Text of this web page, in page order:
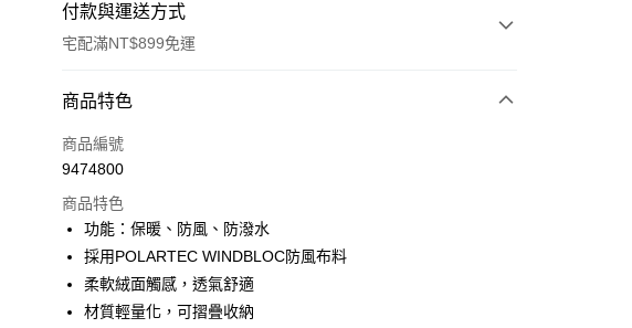
付款與運送方式
宅配滿NT$899免運
付款方式
信用卡一次付款
Apple Pay
悠遊付
Google Pay
商品特色
商品編號
9474800
商品特色
功能：保暖、防風、防潑水
採用POLARTEC WINDBLOC防風布料
柔軟絨面觸感，透氣舒適
材質輕量化，可摺疊收納